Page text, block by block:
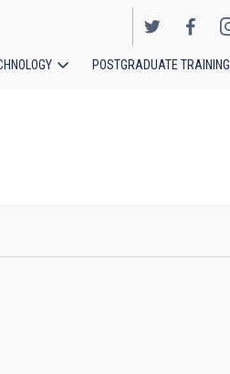
POSTGRADUATE TRAINING